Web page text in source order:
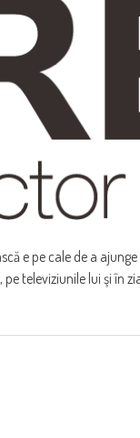
e pe cale de a
televiziunile lui şi în